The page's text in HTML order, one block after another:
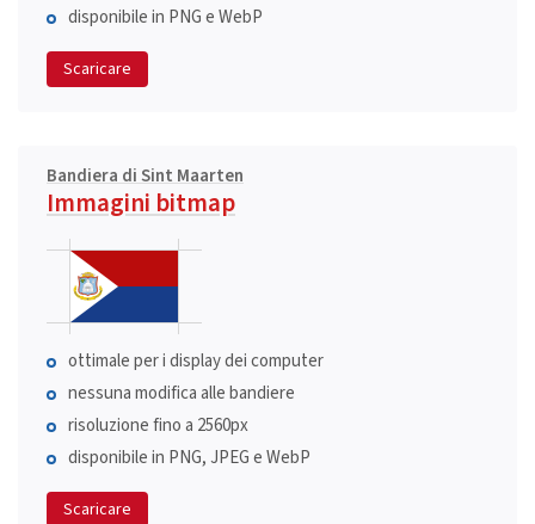
disponibile in PNG e WebP
Scaricare
Bandiera di Sint Maarten
Immagini bitmap
ottimale per i display dei computer
nessuna modifica alle bandiere
risoluzione fino a 2560px
disponibile in PNG, JPEG e WebP
Scaricare